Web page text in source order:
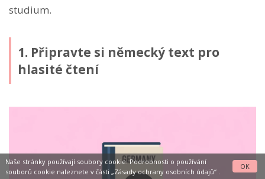
studium.
1. Připravte si německý text pro
hlasité čtení
Naše stránky používají soubory cookie. Podrobnosti o používání
souborů cookie naleznete v části „Zásady ochrany osobních údajů“.
OK